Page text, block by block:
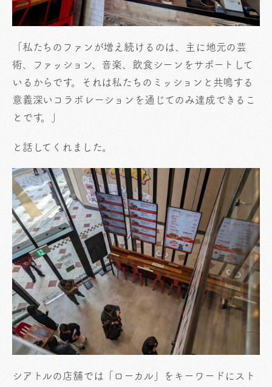
「私たちのファンが増え続けるのは、主に地元の芸
術、ファッション、音楽、飲食シーンをサポートして
いるからです。それは私たちのミッションと共鳴する
意義深いコラボレーションを通じてのみ達成できるこ
とです。」
と話してくれました。
シアトルの店舗では「ローカル」をキーワードにスト